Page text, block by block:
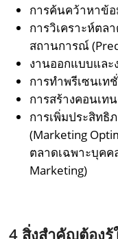
การค้นคว้าหาข้
การวิเคราะห์ตล
สถานการณ์
งานออกแบบแล
การทำพรีเซนเท
การสร้างคอนเท
การเพิ่มประสิทธิ
(Marketing
ตลาดเฉพาะบุคค
Marketing)
4 สิ่งสำคัญต้อง